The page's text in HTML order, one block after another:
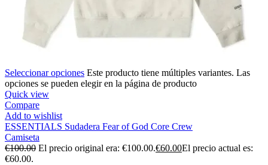
Seleccionar opciones Este producto tiene múltiples variantes. Las
opciones se pueden elegir en la página de producto
Quick view
Compare
Add to wishlist
ESSENTIALS Sudadera Fear of God Core Crew
Camiseta
€100.00 El precio original era: €100.00.€60.00El precio actual es:
€60.00.